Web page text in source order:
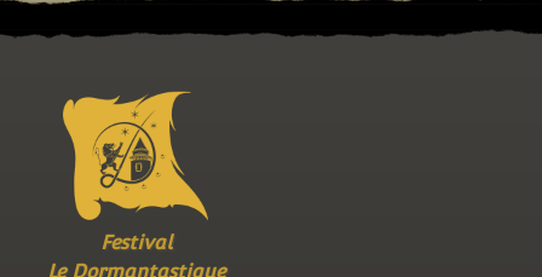
Festival
Le Dormantastique